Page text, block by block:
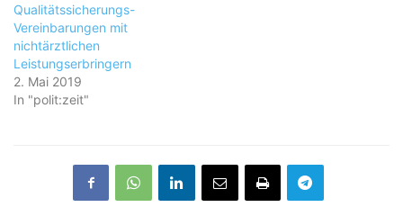
Qualitätssicherungs-
Vereinbarungen mit
nichtärztlichen
Leistungserbringern
2. Mai 2019
In "polit:zeit"